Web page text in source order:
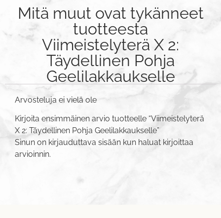
Mitä muut ovat tykänneet
tuotteesta
Viimeistelyterä X 2:
Täydellinen Pohja
Geelilakkaukselle
Arvosteluja ei vielä ole
Kirjoita ensimmäinen arvio tuotteelle “Viimeistelyterä
X 2: Täydellinen Pohja Geelilakkaukselle”
Sinun on kirjauduttava sisään kun haluat kirjoittaa
arvioinnin.